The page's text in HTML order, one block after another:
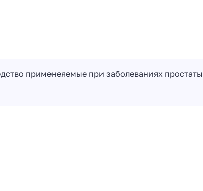
применеяемые при заболеваниях простаты